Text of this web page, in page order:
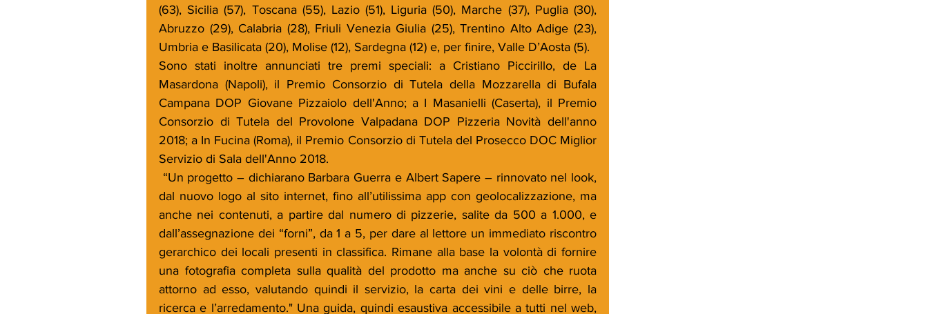
(63), Sicilia (57), Toscana (55), Lazio (51), Liguria (50), Marche (37), Puglia (30),
Abruzzo (29), Calabria (28), Friuli Venezia Giulia (25), Trentino Alto Adige (23),
Umbria e Basilicata (20), Molise (12), Sardegna (12) e, per finire, Valle D’Aosta (5).
Sono stati inoltre annunciati tre premi speciali: a Cristiano Piccirillo, de La
Masardona (Napoli), il Premio Consorzio di Tutela della Mozzarella di Bufala
Campana DOP Giovane Pizzaiolo dell'Anno; a I Masanielli (Caserta), il Premio
Consorzio di Tutela del Provolone Valpadana DOP Pizzeria Novità dell'anno
2018; a In Fucina (Roma), il Premio Consorzio di Tutela del Prosecco DOC Miglior
Servizio di Sala dell'Anno 2018.
dal nuovo logo al sito internet, fino all’utilissima app con geolocalizzazione, ma
anche nei contenuti, a partire dal numero di pizzerie, salite da 500 a 1.000, e
dall’assegnazione dei “forni”, da 1 a 5, per dare al lettore un immediato riscontro
gerarchico dei locali presenti in classifica. Rimane alla base la volontà di fornire
una fotografia completa sulla qualità del prodotto ma anche su ciò che ruota
attorno ad esso, valutando quindi il servizio, la carta dei vini e delle birre, la
ricerca e l’arredamento." Una guida, quindi esaustiva accessibile a tutti nel web,